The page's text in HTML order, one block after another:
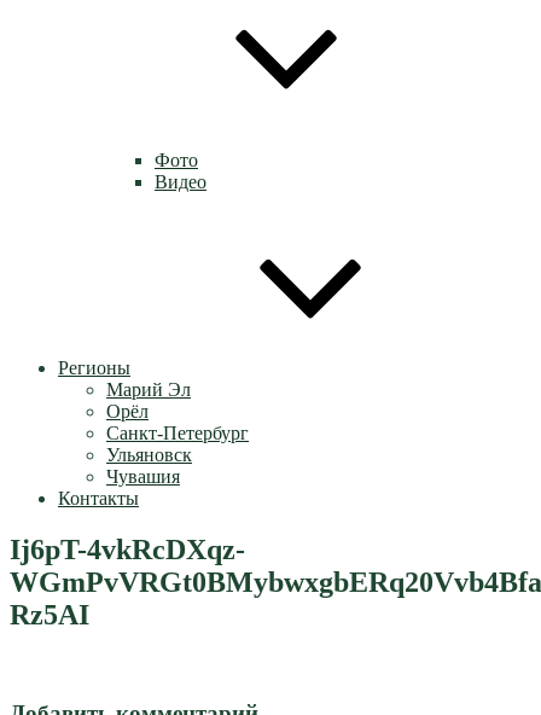
Фото
Видео
Регионы
Марий Эл
Орёл
Санкт-Петербург
Ульяновск
Чувашия
Контакты
Ij6pT-4vkRcDXqz-
Rz5AI